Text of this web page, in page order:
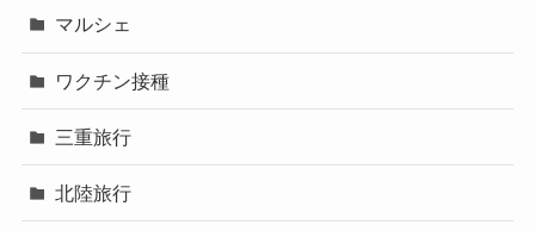
マルシェ
ワクチン接種
三重旅行
北陸旅行